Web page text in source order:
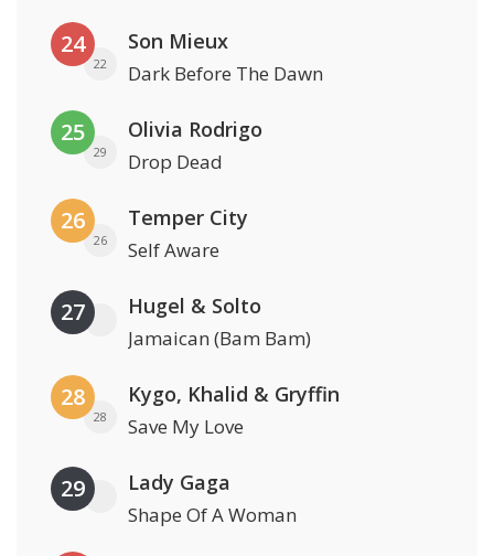
24
22
Son Mieux
Dark Before The Dawn
25
29
Olivia Rodrigo
Drop Dead
26
26
Temper City
Self Aware
27 Hugel & Solto
Jamaican (Bam Bam)
28
28
Kygo, Khalid & Gryffin
Save My Love
29 Lady Gaga
Shape Of A Woman